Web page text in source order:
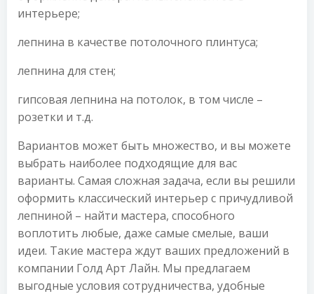
интерьере;
лепнина в качестве потолочного плинтуса;
лепнина для стен;
гипсовая лепнина на потолок, в том числе –
розетки и т.д.
Вариантов может быть множество, и вы можете
выбрать наиболее подходящие для вас
варианты. Самая сложная задача, если вы решили
оформить классический интерьер с причудливой
лепниной – найти мастера, способного
воплотить любые, даже самые смелые, ваши
идеи. Такие мастера ждут ваших предложений в
компании Голд Арт Лайн. Мы предлагаем
выгодные условия сотрудничества, удобные